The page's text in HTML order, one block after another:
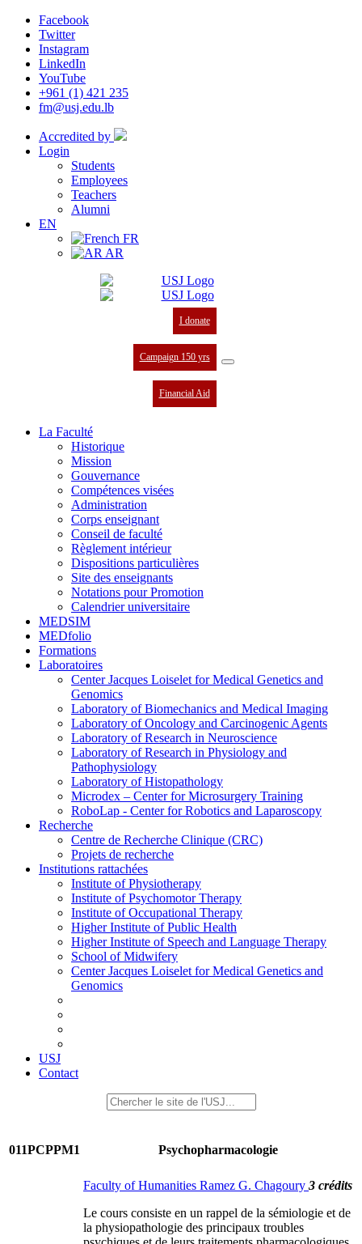
Facebook
Twitter
Instagram
LinkedIn
YouTube
+961 (1) 421 235
fm@usj.edu.lb
Accredited by
Login
Students
Employees
Teachers
Alumni
EN
FR
AR
I donate
Campaign 150 yrs
Financial Aid
La Faculté
Historique
Mission
Gouvernance
Compétences visées
Administration
Corps enseignant
Conseil de faculté
Règlement intérieur
Dispositions particulières
Site des enseignants
Notations pour Promotion
Calendrier universitaire
MEDSIM
MEDfolio
Formations
Laboratoires
Center Jacques Loiselet for Medical Genetics and
Genomics
Laboratory of Biomechanics and Medical Imaging
Laboratory of Oncology and Carcinogenic Agents
Laboratory of Research in Neuroscience
Laboratory of Research in Physiology and
Pathophysiology
Laboratory of Histopathology
Microdex – Center for Microsurgery Training
RoboLap - Center for Robotics and Laparoscopy
Recherche
Centre de Recherche Clinique (CRC)
Projets de recherche
Institutions rattachées
Institute of Physiotherapy
Institute of Psychomotor Therapy
Institute of Occupational Therapy
Higher Institute of Public Health
Higher Institute of Speech and Language Therapy
School of Midwifery
Center Jacques Loiselet for Medical Genetics and
Genomics
USJ
Contact
011PCPPM1 Psychopharmacologie
Faculty of Humanities Ramez G. Chagoury 3 crédits
Le cours consiste en un rappel de la sémiologie et de
la physiopathologie des principaux troubles